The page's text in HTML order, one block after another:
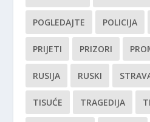
POGLEDAJTE POLICIJA
PRIJETI PRIZORI
RUSIJA RUSKI
TISUĆE TRAGEDIJA